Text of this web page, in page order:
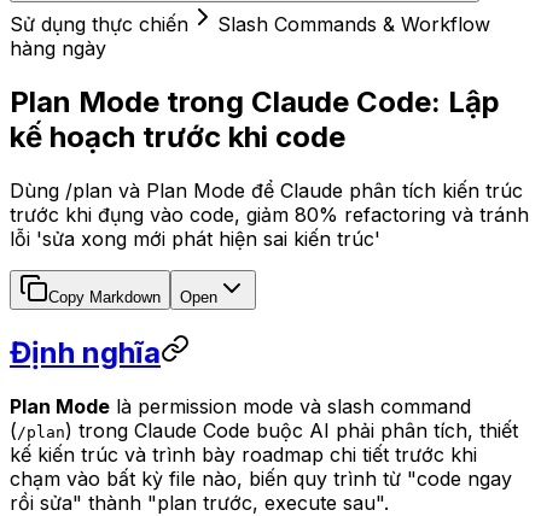
Sử dụng thực chiến
Slash Commands & Workflow
hàng ngày
Plan Mode trong Claude Code: Lập
kế hoạch trước khi code
Dùng /plan và Plan Mode để Claude phân tích kiến trúc
trước khi đụng vào code, giảm 80% refactoring và tránh
lỗi 'sửa xong mới phát hiện sai kiến trúc'
Copy Markdown Open
Định nghĩa
Plan Mode là permission mode và slash command
( /plan) trong Claude Code buộc AI phải phân tích, thiết
kế kiến trúc và trình bày roadmap chi tiết trước khi
chạm vào bất kỳ file nào, biến quy trình từ "code ngay
rồi sửa" thành "plan trước, execute sau".